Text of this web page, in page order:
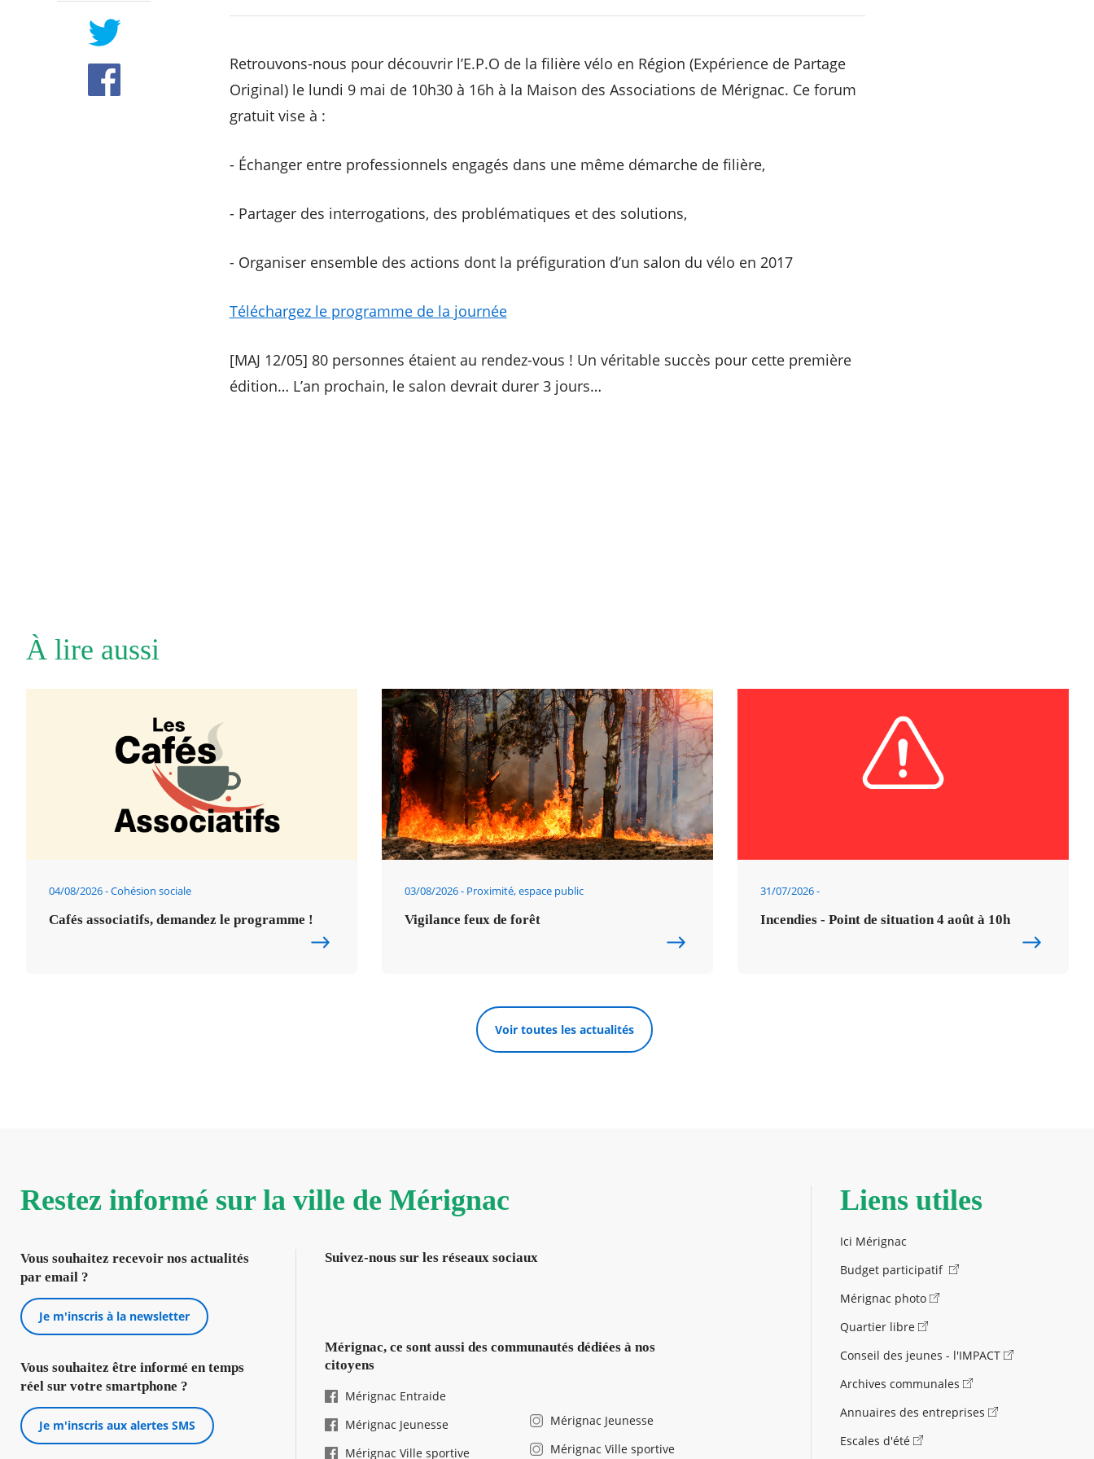
Retrouvons-nous pour découvrir l’E.P.O de la filière vélo en Région (Expérience de Partage
Original) le lundi 9 mai de 10h30 à 16h à la Maison des Associations de Mérignac. Ce forum
gratuit vise à :
- Échanger entre professionnels engagés dans une même démarche de filière,
- Partager des interrogations, des problématiques et des solutions,
- Organiser ensemble des actions dont la préfiguration d’un salon du vélo en 2017
Téléchargez le programme de la journée
[MAJ 12/05] 80 personnes étaient au rendez-vous ! Un véritable succès pour cette première
édition… L’an prochain, le salon devrait durer 3 jours…
À lire aussi
04/08/2026 Cohésion sociale
Cafés associatifs, demandez le programme !
03/08/2026 Proximité, espace public
Vigilance feux de forêt
31/07/2026
Incendies - Point de situation 4 août à 10h
Voir toutes les actualités
Restez informé sur la ville de Mérignac
Vous souhaitez recevoir nos actualités
par email ?
Je m'inscris à la newsletter
Vous souhaitez être informé en temps
réel sur votre smartphone ?
Je m'inscris aux alertes SMS
Suivez-nous sur les réseaux sociaux
Mérignac, ce sont aussi des communautés dédiées à nos
citoyens
Mérignac Entraide
Mérignac Jeunesse
Mérignac Ville sportive
Mérignac Jeunesse
Mérignac Ville sportive
Liens utiles
Ici Mérignac
Budget participatif
Mérignac photo
Quartier libre
Conseil des jeunes - l'IMPACT
Archives communales
Annuaires des entreprises
Escales d'été